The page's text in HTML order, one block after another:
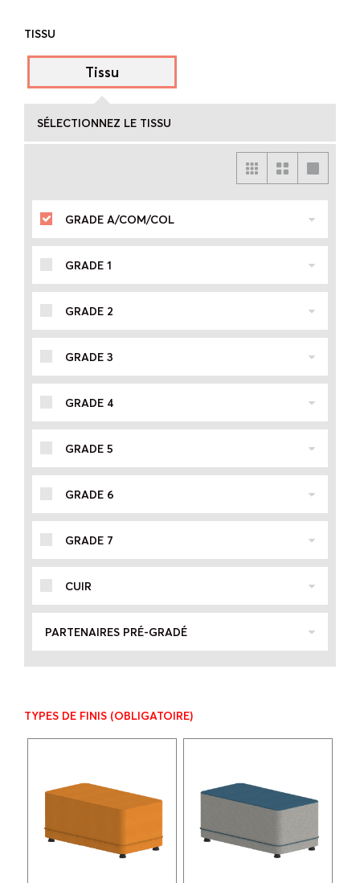
TISSU
Tissu
SÉLECTIONNEZ LE TISSU
GRADE A/COM/COL
GRADE 1
GRADE 2
GRADE 3
GRADE 4
GRADE 5
GRADE 6
GRADE 7
CUIR
PARTENAIRES PRÉ-GRADÉ
TYPES DE FINIS (OBLIGATOIRE)